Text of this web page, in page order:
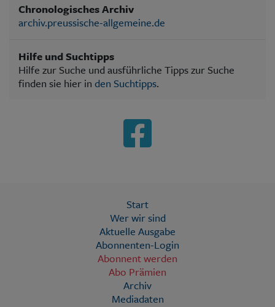
Chronologisches Archiv
archiv.preussische-allgemeine.de
Hilfe und Suchtipps
Hilfe zur Suche und ausführliche Tipps zur Suche
finden sie hier in den Suchtipps.
Start
Wer wir sind
Aktuelle Ausgabe
Abonnenten-Login
Abonnent werden
Abo Prämien
Archiv
Mediadaten